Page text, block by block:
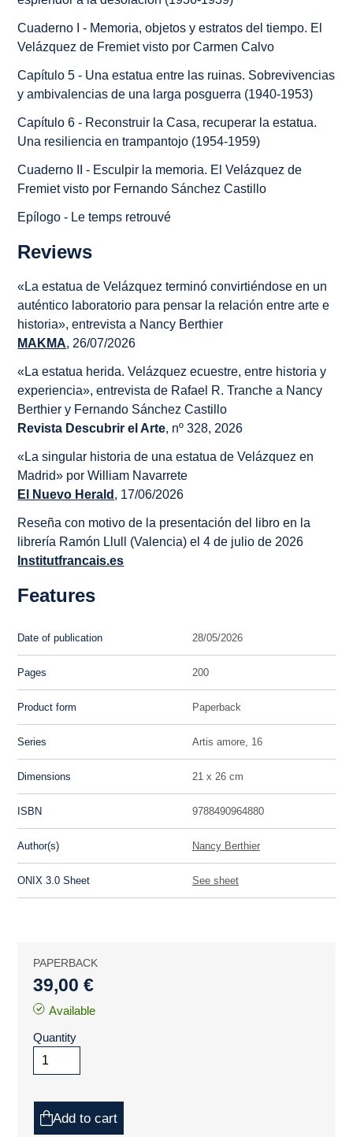
Cuaderno I - Memoria, objetos y estratos del tiempo. El
Velázquez de Fremiet visto por Carmen Calvo
Capítulo 5 - Una estatua entre las ruinas. Sobrevivencias
y ambivalencias de una larga posguerra (1940-1953)
Capítulo 6 - Reconstruir la Casa, recuperar la estatua.
Una resiliencia en trampantojo (1954-1959)
Cuaderno II - Esculpir la memoria. ElVelázquez de
Fremiet visto por Fernando Sánchez Castillo
Epílogo - Le temps retrouvé
Reviews
«La estatua de Velázquez terminó convirtiéndose en un
auténtico laboratorio para pensar la relación entre arte e
historia», entrevista a Nancy Berthier
MAKMA, 26/07/2026
«La estatua herida. Velázquez ecuestre, entre historia y
experiencia», entrevista de Rafael R. Tranche a Nancy
Berthier y Fernando Sánchez Castillo
Revista Descubrir el Arte, nº 328, 2026
«La singular historia de una estatua de Velázquez en
Madrid» por William Navarrete
El Nuevo Herald , 17/06/2026
Reseña con motivo de la presentación del libro en la
librería Ramón Llull (Valencia) el 4 de julio de 2026
Institutfrancais.es
Features
Date of publication 28/05/2026
Pages 200
Product form Paperback
Series Artis amore, 16
Dimensions 21 x 26 cm
ISBN 9788490964880
Author(s) Nancy Berthier
ONIX 3.0 Sheet See sheet
PAPERBACK
39,00 €
Available
Quantity
Add to cart